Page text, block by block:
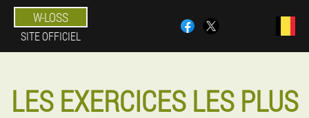
W-LOSS
SITE OFFICIEL
LES EXERCICES LES PLUS